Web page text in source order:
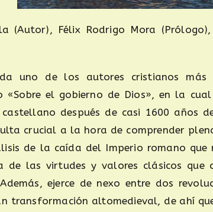
(Autor), Félix Rodrigo Mora (Prólogo),
uno de los autores cristianos más
«Sobre el gobierno de Dios», en la
después de casi 1600 años
crucial a la hora de comprender
de la caída del Imperio romano
las virtudes y valores clásicos que
ejerce de nexo entre dos
transformación altomedieval, de ahí